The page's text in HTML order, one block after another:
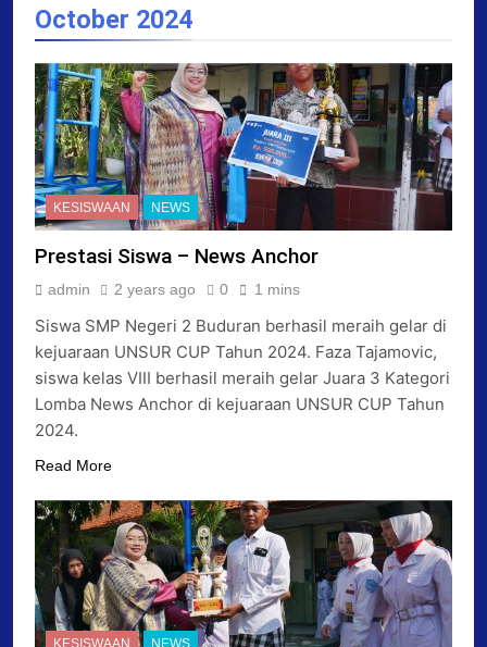
October 2024
KESISWAAN NEWS
Prestasi Siswa – News Anchor
admin 2 years ago 0 1 mins
Siswa SMP Negeri 2 Buduran berhasil meraih gelar di
kejuaraan UNSUR CUP Tahun 2024. Faza Tajamovic,
siswa kelas VIII berhasil meraih gelar Juara 3 Kategori
Lomba News Anchor di kejuaraan UNSUR CUP Tahun
2024.
Read More